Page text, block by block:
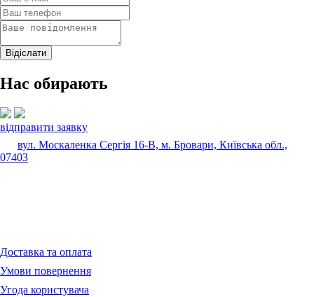
Нас обирають
відправити заявку
вул. Москаленка Сергія 16-В, м. Бровари, Київська обл.,
07403
Доставка та оплата
Умови повернення
Угода користувача